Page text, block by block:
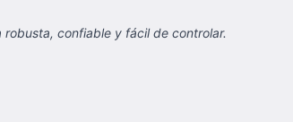
confiable y fácil de controlar.